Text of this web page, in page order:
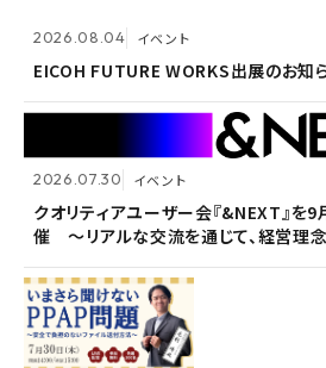
2026.08.04 イベント
EICOH FUTURE WORKS出展のお知
2026.07.30 イベント
クオリティアユーザー会『&NEXT』を
催 〜リアルな交流を通じて、経営理念
2026.08.04 イベント
EICOH FUTURE WORKS出展のお知
2026.07.30 イベント
クオリティアユーザー会『&NEXT』を
催 〜リアルな交流を通じて、経営理念
クオリティアユーザー会『&NEXT』を9
催 〜リアルな交流を通じて、経営理念
がる想いを未来へつなぐ」を体現〜
2026.07.09 自社ウェビナー
<7/30 ウェビナー開催>いまさら聞け